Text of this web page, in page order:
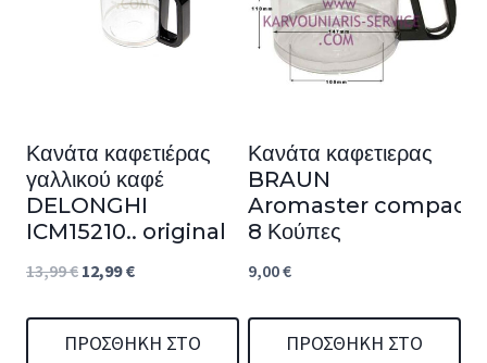
Κανάτα καφετιέρας
γαλλικού καφέ
DELONGHI
ICM15210.. original
13,99€ Original
was:
12,99€Η
τιμή
ΠΡΟΣΘΉΚΗ ΣΤΟ
Κανάτα καφετιερας
BRAUN
Aromaster compact
8 Κούπες
9,00€
ΠΡΟΣΘΉΚΗ ΣΤΟ